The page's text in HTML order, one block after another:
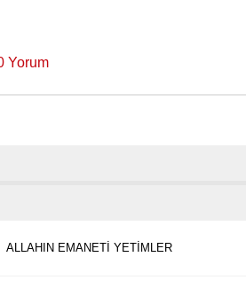
Yorum
ALLAHIN EMANETİ YETİMLER